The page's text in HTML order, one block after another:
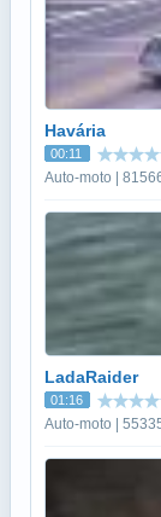
Havária
00:11
Auto-moto |
LadaRaider
01:16
Auto-moto |